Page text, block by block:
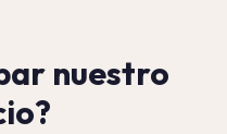
nuestro